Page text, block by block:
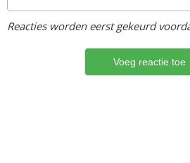
Reacties worden eerst gekeurd